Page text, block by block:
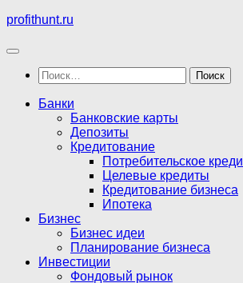
Перейти
содержимому
profithunt.ru
Найти:
Банки
Банковские карты
Депозиты
Кредитование
Потребительское
Целевые кредиты
Кредитование бизнеса
Ипотека
Бизнес
Бизнес идеи
Планирование бизнеса
Инвестиции
Фондовый рынок